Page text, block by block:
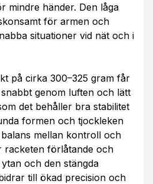
mindre händer. Den låga
för armen och
situationer vid nät och i
på cirka 300–325 gram får
genom luften och lätt
det behåller bra stabilitet
formen och tjockleken
mellan kontroll och
racketen förlåtande och
och den stängda
till ökad precision och